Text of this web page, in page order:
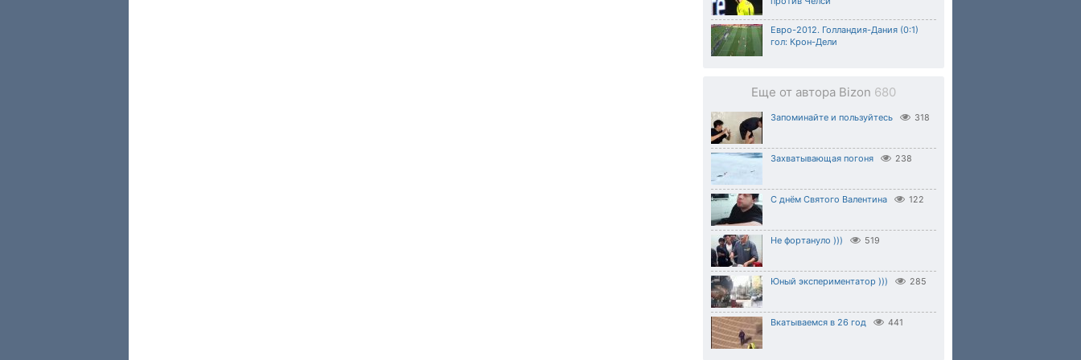
Евро-2012. Голландия-Дания (0:1)
гол: Крон-Дели
Еще от автора Bizon 680
Запоминайте и пользуйтесь 318
Захватывающая погоня 238
С днём Святого Валентина 122
Не фортануло ))) 519
Юный экспериментатор ))) 285
Вкатываемся в 26 год 441